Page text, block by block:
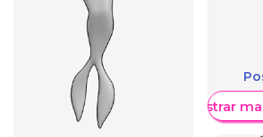
Mostrar